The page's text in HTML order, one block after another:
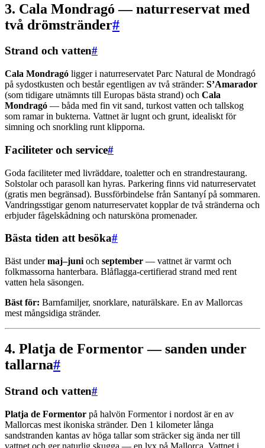
3. Cala Mondragó — naturreservat med
två drömstränder#
Strand och vatten#
Cala Mondragó ligger i naturreservatet Parc Natural de Mondragó
på sydostkusten och består egentligen av två stränder: S’Amarador
(som tidigare utnämnts till Europas bästa strand) och Cala
Mondragó — båda med fin vit sand, turkost vatten och tallskog
som ramar in bukterna. Vattnet är lugnt och grunt, idealiskt för
simning och snorkling runt klipporna.
Faciliteter och service#
Goda faciliteter med livräddare, toaletter och en strandrestaurang.
Solstolar och parasoll kan hyras. Parkering finns vid naturreservatet
(gratis men begränsad). Bussförbindelse från Santanyí på sommaren.
Vandringsstigar genom naturreservatet kopplar de två stränderna och
erbjuder fågelskådning och natursköna promenader.
Bästa tiden att besöka#
Bäst undermaj–juni och september — vattnet är varmt och
folkmassorna hanterbara. Blåflagga-certifierad strand med rent
vatten hela säsongen.
Bäst för: Barnfamiljer, snorklare, naturälskare. En av Mallorcas
mest mångsidiga stränder.
4. Platja de Formentor — sanden under
tallarna#
Strand och vatten#
Platja de Formentor på halvön Formentor i nordost är en av
Mallorcas mest ikoniska stränder. Den 1 kilometer långa
sandstranden kantas av höga tallar som sträcker sig ända ner till
vattnet och ger naturlig skugga — en lyx på Mallorca. Vattnet i